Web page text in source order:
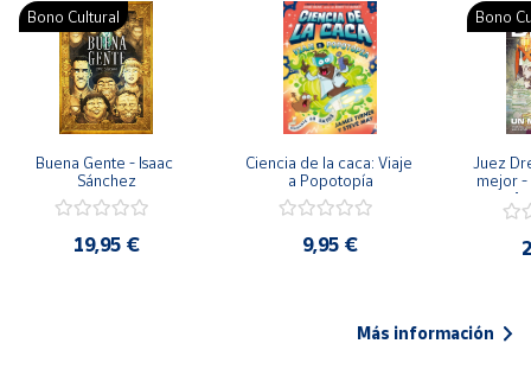
Bono Cultural
Buena Gente - Isaac
Sánchez
19,95 €
Ciencia de la caca: Viaje
a Popotopía
9,95 €
Bono
Juez
mejor -
Más información